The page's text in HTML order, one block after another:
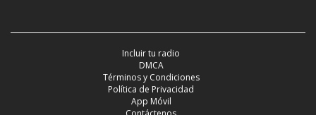
Incluir tu radio
DMCA
Términos y Condiciones
Política de Privacidad
App Móvil